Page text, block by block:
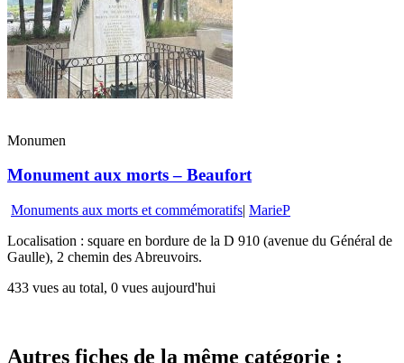
Monumen
Monument aux morts – Beaufort
Monuments aux morts et commémoratifs| MarieP
Localisation : square en bordure de la D 910 (avenue du Général de
Gaulle), 2 chemin des Abreuvoirs.
433 vues au total, 0 vues aujourd'hui
Autres fiches de la même catégorie :